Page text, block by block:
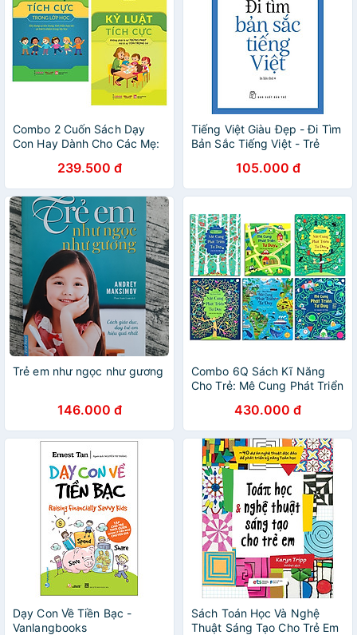
Combo 2 Cuốn Sách Dạy
Con Hay Dành Cho Các Mẹ:
Tích Cực Trong Lớp Học /
Sách Kiến Thức - Kỹ Năng
Cho Trẻ (Tặng Poster An
Toàn Cho Con Yêu)
239.500 đ
Tiếng Việt Giàu Đẹp - Đi Tìm
Bản Sắc Tiếng Việt - Trẻ
105.000 đ
Trẻ em như ngọc như gương
146.000 đ
Combo 6Q Sách Kĩ Năng
Cho Trẻ: Mê Cung Phát Triển
430.000 đ
Dạy Con Về Tiền Bạc -
Vanlangbooks
Sách Toán Học Và Nghệ
Thuật Sáng Tạo Cho Trẻ Em